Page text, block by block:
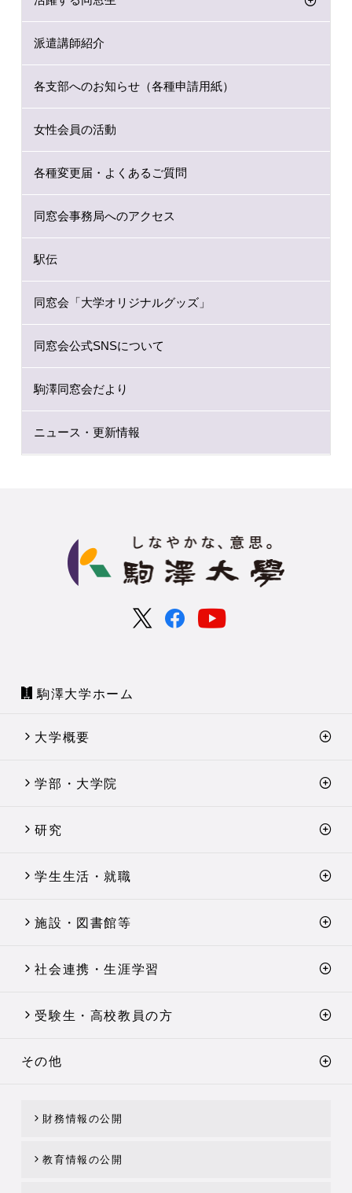
派遣講師紹介
各支部へのお知らせ（各種申請用紙）
女性会員の活動
各種変更届・よくあるご質問
同窓会事務局へのアクセス
駅伝
同窓会「大学オリジナルグッズ」
同窓会公式SNSについて
駒澤同窓会だより
ニュース・更新情報
駒澤大学ホーム
大学概要
学部・大学院
研究
学生生活・就職
施設・図書館等
社会連携・生涯学習
受験生・高校教員の方
その他
財務情報の公開
教育情報の公開